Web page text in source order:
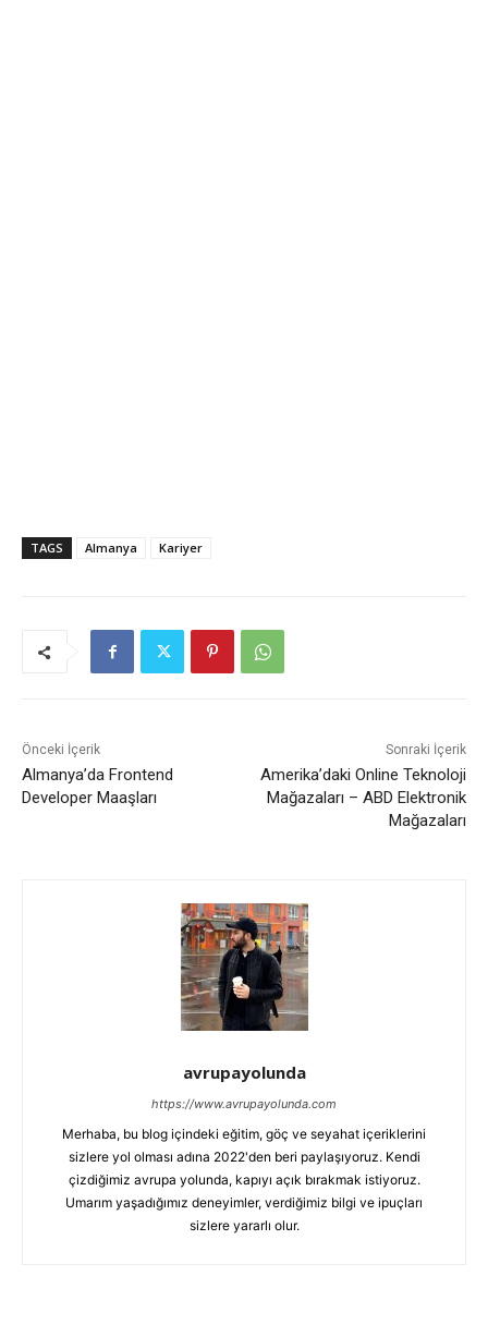
TAGS Almanya Kariyer
Önceki İçerik
Almanya’da Frontend
Developer Maaşları
Sonraki İçerik
Amerika’daki Online Teknoloji
Mağazaları – ABD Elektronik
Mağazaları
avrupayolunda
https://www.avrupayolunda.com
Merhaba, bu blog içindeki eğitim, göç ve seyahat içeriklerini
sizlere yol olması adına 2022'den beri paylaşıyoruz. Kendi
çizdiğimiz avrupa yolunda, kapıyı açık bırakmak istiyoruz.
Umarım yaşadığımız deneyimler, verdiğimiz bilgi ve ipuçları
sizlere yararlı olur.